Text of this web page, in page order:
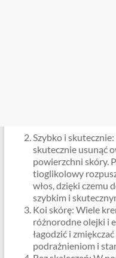
Szybko i
skutecznie usunąć
powierzchni skóry.
tioglikolowy
włos, dzięki czemu
szybkim i
Koi skórę: Wiele
różnorodne olejki i
łagodzić i
podrażnieniom i